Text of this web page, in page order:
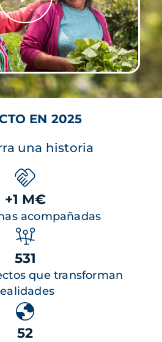
EN 2025
una historia
+1 M€
acompañadas
531
que transforman
52